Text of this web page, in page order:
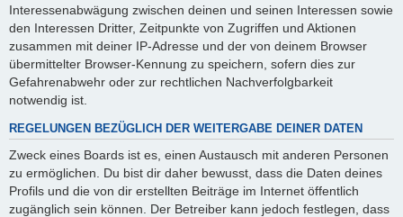
Interessenabwägung zwischen deinen und seinen Interessen sowie
den Interessen Dritter, Zeitpunkte von Zugriffen und Aktionen
zusammen mit deiner IP-Adresse und der von deinem Browser
übermittelter Browser-Kennung zu speichern, sofern dies zur
Gefahrenabwehr oder zur rechtlichen Nachverfolgbarkeit
notwendig ist.
REGELUNGEN BEZÜGLICH DER WEITERGABE DEINER DATEN
Zweck eines Boards ist es, einen Austausch mit anderen Personen
zu ermöglichen. Du bist dir daher bewusst, dass die Daten deines
Profils und die von dir erstellten Beiträge im Internet öffentlich
zugänglich sein können. Der Betreiber kann jedoch festlegen, dass